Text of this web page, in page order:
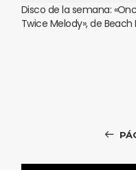
Disco de la semana:
Twice Melody», de Beach